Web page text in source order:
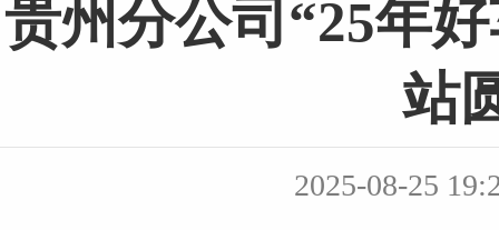
贵州分公司“25年
站
2025-08-25